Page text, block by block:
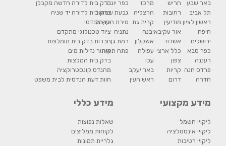
באר שבע
תל אביב
ראשון לציון
חיפה
ירושלים
כפר סבא
רעננה
פרדס חנה
חדרה
חריש
רחובות
מודיעין
אור עקיבא
אשדוד
כלל ארצי
צפון
קריות
דרום
מרכז
הרצליה
קרית גת
יבנה
אשקלון
עפולה
עכו
באר יעקב
ראש העין
כפר יונה
גבעת שמואל
טירת הכרמל
נתניה
רמת גן
פתח תקוה
בדק בית לדירה חדשה מקבלן
בדק בית לדירה יד שניה
יעוץ הנדסי
ציוד טכנולוגי מתקדם
חברות בדק בית מומלצות
איתור נזילות מים
בדק בית המלצות
מהנדס קונסטרוקציה
חוות דעת הנדסית לבית משפט
מידע מקצועי
ליקויי חשמל
ליקויי אינסטלציה
ליקויי רטיבות
מידע כללי
שאלות נפוצות
לקוחות ממליצים
גלריית תמונות